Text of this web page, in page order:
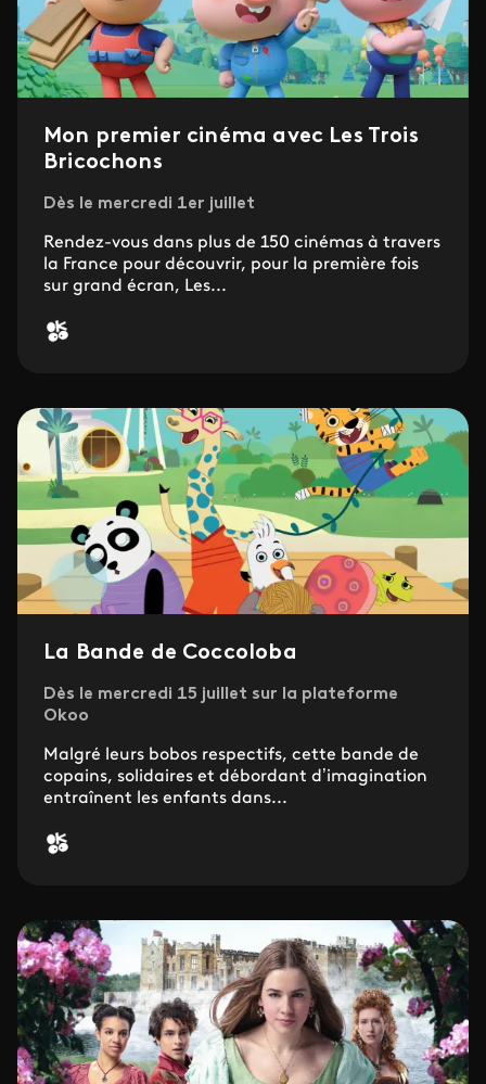
Mon premier cinéma avec Les Trois
Bricochons
Dès le mercredi 1er juillet
Rendez-vous dans plus de 150 cinémas à travers
la France pour découvrir, pour la première fois
sur grand écran, Les...
La Bande de Coccoloba
Dès le mercredi 15 juillet sur la plateforme
Okoo
Malgré leurs bobos respectifs, cette bande de
copains, solidaires et débordant d’imagination
entraînent les enfants dans...